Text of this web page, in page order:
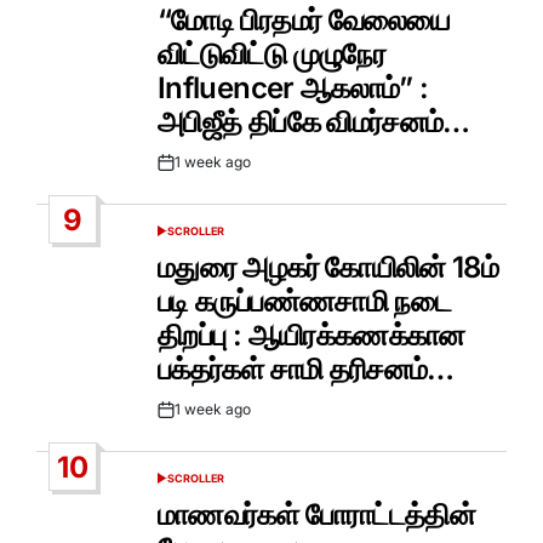
IN
“மோடி பிரதமர் வேலையை
விட்டுவிட்டு முழுநேர
Influencer ஆகலாம்” :
அபிஜீத் திப்கே விமர்சனம்…
Post1 week ago
9
POSTED
SCROLLER
மதுரை அழகர் கோயிலின் 18ம்
படி கருப்பண்ணசாமி நடை
திறப்பு : ஆயிரக்கணக்கான
பக்தர்கள் சாமி தரிசனம்…
Post1 week ago
10
POSTED
SCROLLER
மாணவர்கள் போராட்டத்தின்